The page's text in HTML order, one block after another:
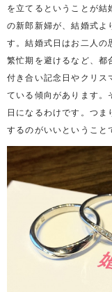
を立てるということが
の新郎新婦が、結婚式よ
す。結婚式日はお二人の
繁忙期を避けるなど、都
付き合い記念日やクリス
ている傾向があります。
日になるわけです。つ
するのがいいということ